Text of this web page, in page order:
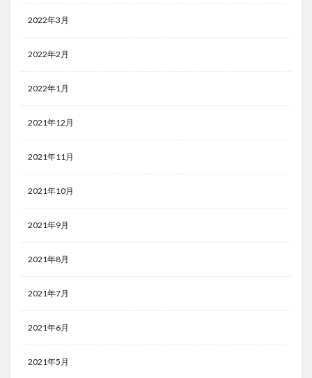
2022年3月
2022年2月
2022年1月
2021年12月
2021年11月
2021年10月
2021年9月
2021年8月
2021年7月
2021年6月
2021年5月